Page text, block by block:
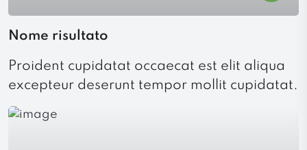
Nome risultato
Proident cupidatat occaecat est elit aliqua
excepteur deserunt tempor mollit cupidatat.